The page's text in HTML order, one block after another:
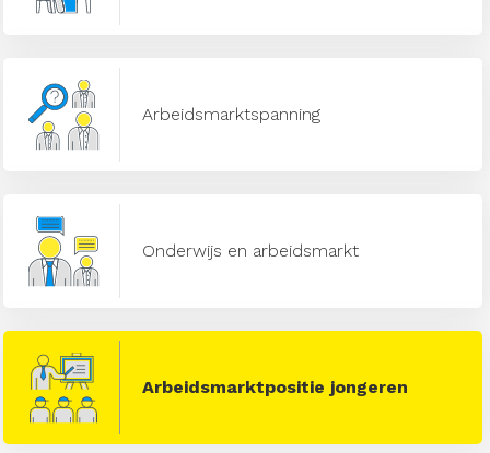
Arbeidsmarktspanning
Onderwijs en arbeidsmarkt
Arbeidsmarktpositie jongeren